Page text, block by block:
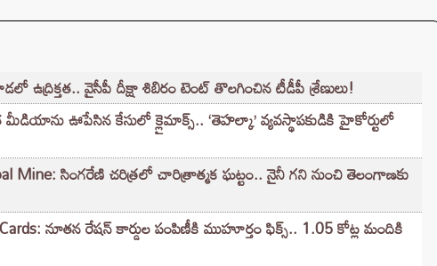
ఉద్రిక్తత.. వైసీపీ దీక్షా శిబిరం టెంట్ తొలగించిన టీడీపీ శ్రేణులు!
మీడియాను ఊపేసిన కేసులో క్లైమాక్స్.. ‘తెహల్కా’ వ్యవస్థాపకుడికి హైకోర్టులో
Mine: సింగరేణి చరిత్రలో చారిత్రాత్మక ఘట్టం.. నైనీ గని నుంచి తెలంగాణకు
నూతన రేషన్ కార్డుల పంపిణీకి ముహూర్తం ఫిక్స్‌.. 1.05 కోట్ల మందికి